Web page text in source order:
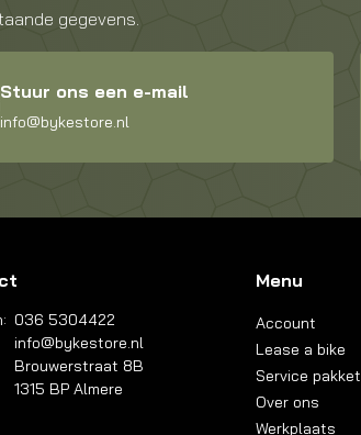
gegevens.
Stuur ons een e-mail
info@bykestore.nl
036 5304422
info@bykestore.nl
Brouwerstraat 8B
1315 BP Almere
Menu
Account
Lease a bike
Service pakket
Over ons
Werkplaats